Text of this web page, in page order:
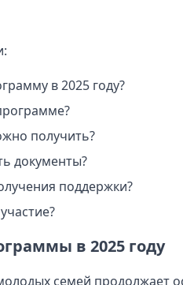
в 2025 году?
получить?
документы?
поддержки?
в 2025 году
семей продолжает